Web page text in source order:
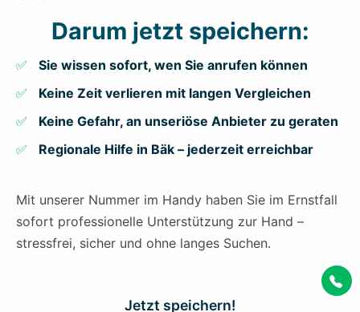
Darum jetzt speichern:
Sie wissen sofort, wen Sie anrufen können
Keine Zeit verlieren mit langen Vergleichen
Keine Gefahr, an unseriöse Anbieter zu geraten
Regionale Hilfe in Bäk – jederzeit erreichbar
Mit unserer Nummer im Handy haben Sie im Ernstfall
sofort professionelle Unterstützung zur Hand –
stressfrei, sicher und ohne langes Suchen.
Jetzt speichern!